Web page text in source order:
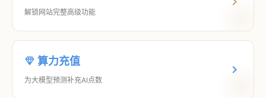
解锁网站完整高级功能
算力充值
为大模型预测补充AI点数